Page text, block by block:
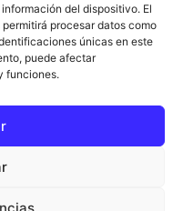
del dispositivo. El
procesar datos como
únicas en este
puede afectar
funciones.
INFORMÁTICA ALHAURÍN